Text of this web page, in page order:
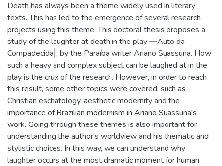
Death has always been a theme widely used in literary
texts. This has led to the emergence of several research
projects using this theme. This doctoral thesis proposes a
study of the laughter at death in the play ―Auto da
Compadecida‖, by the Paraíba writer Ariano Suassuna. How
such a heavy and complex subject can be laughed at in the
play is the crux of the research. However, in order to reach
this result, some other topics were covered, such as
Christian eschatology, aesthetic modernity and the
importance of Brazilian modernism in Ariano Suassuna's
work. Going through these themes is also important for
understanding the author's worldview and his thematic and
stylistic choices. In this way, we can understand why
laughter occurs at the most dramatic moment for human